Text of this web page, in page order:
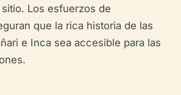
Los esfuerzos de
que la rica historia de las
e Inca sea accesible para las